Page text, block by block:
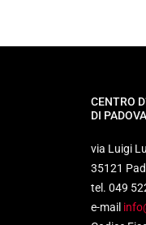
CENTRO
DI
via Luigi
35121
tel. 049
e-mail